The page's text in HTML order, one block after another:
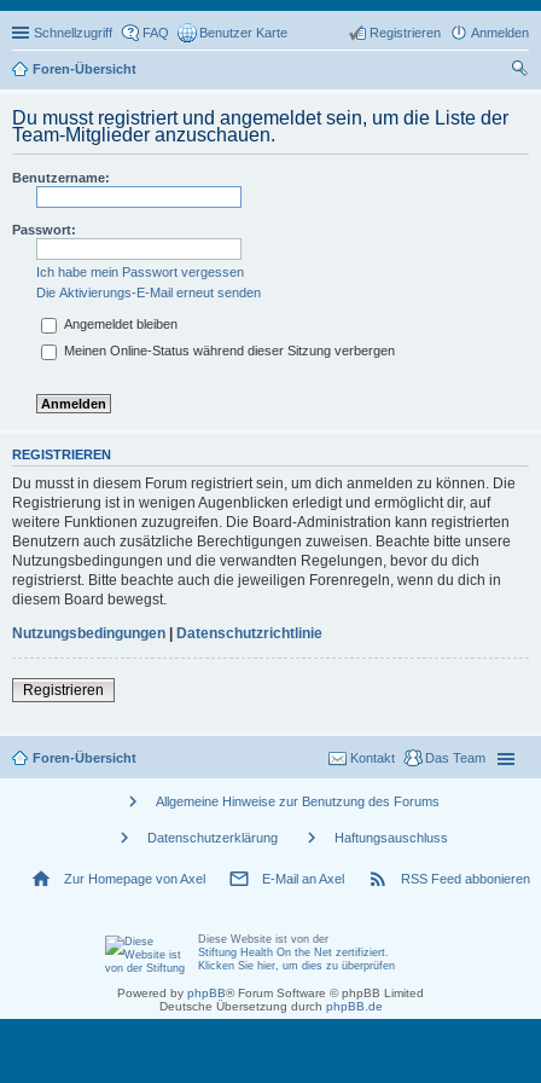
Schnellzugriff FAQ Benutzer Karte Anmelden
Registrieren
Foren-Übersicht
Du musst registriert und angemeldet sein, um die Liste der
Team-Mitglieder anzuschauen.
Benutzername:
Passwort:
Ich habe mein Passwort vergessen
Die Aktivierungs-E-Mail erneut senden
Angemeldet bleiben
Meinen Online-Status während dieser Sitzung verbergen
REGISTRIEREN
Du musst in diesem Forum registriert sein, um dich anmelden zu können. Die
Registrierung ist in wenigen Augenblicken erledigt und ermöglicht dir, auf
weitere Funktionen zuzugreifen. Die Board-Administration kann registrierten
Benutzern auch zusätzliche Berechtigungen zuweisen. Beachte bitte unsere
Nutzungsbedingungen und die verwandten Regelungen, bevor du dich
registrierst. Bitte beachte auch die jeweiligen Forenregeln, wenn du dich in
diesem Board bewegst.
Nutzungsbedingungen | Datenschutzrichtlinie
Registrieren
Foren-Übersicht Das Team
Kontakt
chevron_right Allgemeine Hinweise zur Benutzung des Forums
chevron_right Datenschutzerklärung chevron_right Haftungsauschluss
home Zur Homepage von Axel mail_outline E-Mail an Axel rss_feed RSS Feed abbonieren
Diese Website ist von der
Stiftung Health On the Net zertifiziert
Klicken Sie hier, um dies zu überprüfen
Powered by phpBB® Forum Software © phpBB Limited
Deutsche Übersetzung durch phpBB.de